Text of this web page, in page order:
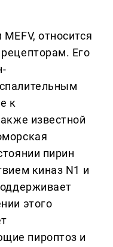
относится
Его
к
известной
пирин
киназ N1 и
этого
пироптоз и